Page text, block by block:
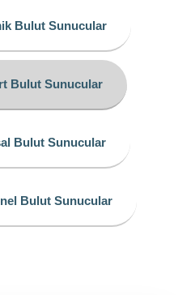
Bulut Sunucular
Bulut Sunucular
Bulut Sunucular
Bulut Sunucular